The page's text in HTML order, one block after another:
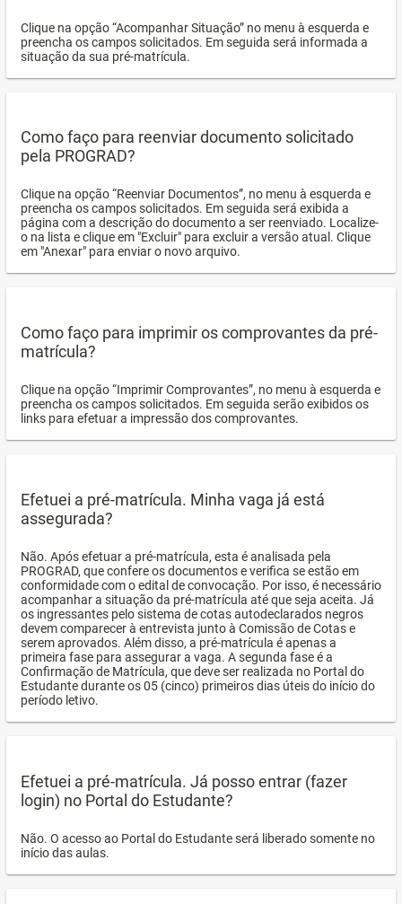
Clique na opção “Acompanhar Situação” no menu à esquerda e
preencha os campos solicitados. Em seguida será informada a
situação da sua pré-matrícula.
Como faço para reenviar documento solicitado
pela PROGRAD?
Clique na opção “Reenviar Documentos”, no menu à esquerda e
preencha os campos solicitados. Em seguida será exibida a
página com a descrição do documento a ser reenviado. Localize-
o na lista e clique em "Excluir" para excluir a versão atual. Clique
em "Anexar" para enviar o novo arquivo.
Como faço para imprimir os comprovantes da pré-
matrícula?
Clique na opção “Imprimir Comprovantes”, no menu à esquerda e
preencha os campos solicitados. Em seguida serão exibidos os
links para efetuar a impressão dos comprovantes.
Efetuei a pré-matrícula. Minha vaga já está
assegurada?
Não. Após efetuar a pré-matrícula, esta é analisada pela
PROGRAD, que confere os documentos e verifica se estão em
conformidade com o edital de convocação. Por isso, é necessário
acompanhar a situação da pré-matrícula até que seja aceita. Já
os ingressantes pelo sistema de cotas autodeclarados negros
devem comparecer à entrevista junto à Comissão de Cotas e
serem aprovados. Além disso, a pré-matrícula é apenas a
primeira fase para assegurar a vaga. A segunda fase é a
Confirmação de Matrícula, que deve ser realizada no Portal do
Estudante durante os 05 (cinco) primeiros dias úteis do início do
período letivo.
Efetuei a pré-matrícula. Já posso entrar (fazer
login) no Portal do Estudante?
Não. O acesso ao Portal do Estudante será liberado somente no
início das aulas.